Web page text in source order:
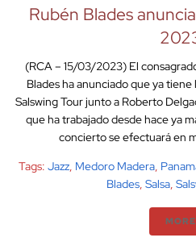
Rubén Blades
(RCA – 15/03/2023) El
Blades ha anunciado que ya
Salswing Tour junto a Roberto
que ha trabajado desde hace ya
concierto se efectuará en
Tags: Jazz, Medoro Madera,
Blades, Salsa,
MORE